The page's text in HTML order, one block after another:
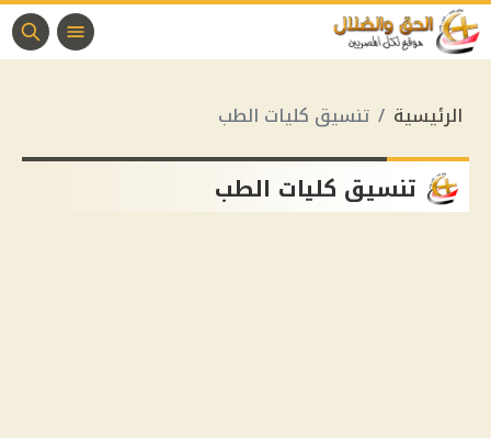
الرئيسية تنسيق كليات الطب
تنسيق كليات الطب